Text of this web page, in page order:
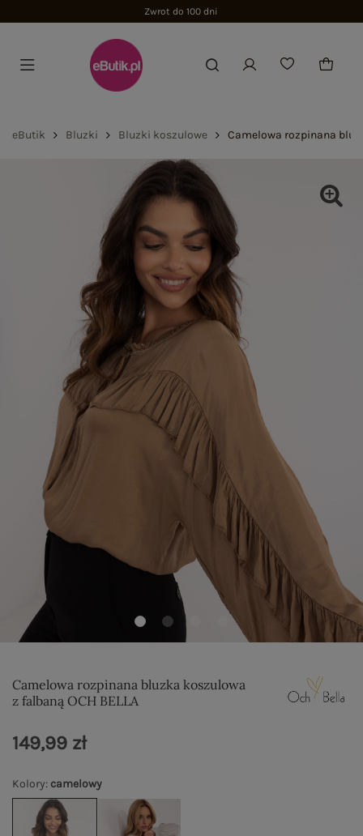
Zwrot do 100 dni
eButik Bluzki Bluzki koszulowe Camelowa rozpinana
Camelowa rozpinana bluzka koszulowa
z falbaną OCH BELLA
Kolory: camelowy
149,99 zł